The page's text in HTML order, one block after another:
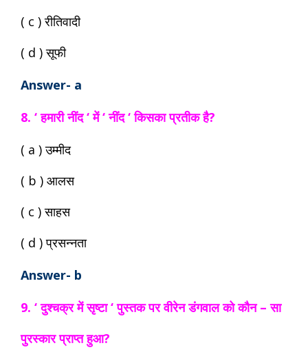
( c ) रीतिवादी
( d ) सूफी
Answer- a
8. ‘ हमारी नींद ‘ में ‘ नींद ‘ किसका प्रतीक है?
( a ) उम्मीद
( b ) आलस
( c ) साहस
( d ) प्रसन्नता
Answer- b
9. ‘ दुश्चक्र में सृष्टा ‘ पुस्तक पर वीरेन डंगवाल को कौन – सा
पुरस्कार प्राप्त हुआ?